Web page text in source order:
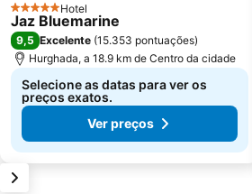
5 EstrelasHotel
Jaz Bluemarine
9,5 Excelente (15.353 pontuações)
Hurghada, a 18.9 km de Centro da cidade
Selecione as datas para ver os
preços exatos.
Ver preços